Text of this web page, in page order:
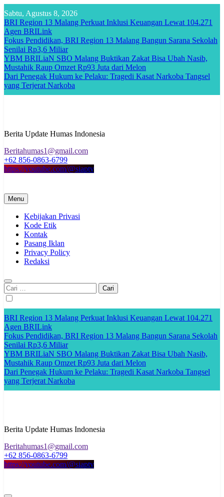
to
content
Sabtu, Agustus 8, 2026
BRI Region 13 Malang Perkuat Inklusi Keuangan Lewat 104.271
Agen BRILink
Fokus Pendidikan, BRI Region 13 Malang Bangun Sarana Sekolah
Senilai Rp3,6 Miliar
YBM BRILiaN SBO Malang Buktikan Zakat Bisa Ubah Nasib,
Mustahik Raup Omzet Rp93 Juta dari Melon
Dari Penegak Hukum ke Pelaku: Tragedi Kasat Narkoba Tangsel
yang Terjerat Narkoba
Berita Update Humas Indonesia
Beritahumas1@gmail.com
+62 856-0863-6799
https://youtube.com/@siaptv
Menu
Kebijakan Privasi
Kode Etik
Kontak
Pasang Iklan
Privacy Policy
Redaksi
Cari
untuk:
BRI Region 13 Malang Perkuat Inklusi Keuangan Lewat 104.271
Agen BRILink
Fokus Pendidikan, BRI Region 13 Malang Bangun Sarana Sekolah
Senilai Rp3,6 Miliar
YBM BRILiaN SBO Malang Buktikan Zakat Bisa Ubah Nasib,
Mustahik Raup Omzet Rp93 Juta dari Melon
Dari Penegak Hukum ke Pelaku: Tragedi Kasat Narkoba Tangsel
yang Terjerat Narkoba
Berita Update Humas Indonesia
Beritahumas1@gmail.com
+62 856-0863-6799
https://youtube.com/@siaptv